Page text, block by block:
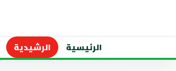
الرئيسية الرشيدية